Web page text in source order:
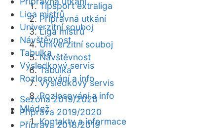
Tipsport extraliga
Přípravná utkání
Liga mistrů
Univerzitní souboj
Návštěvnost
Tabulka
Výsledkový servis
Rozlosování a info
Mládež
Kontakty a informace
Liga mistrů
Univerzitní souboj
Návštěvnost
Tabulka
Výsledkový servis
Rozlosování a info
Sezóna 2019/2020
Příprava 2019/2020
Příprava 2018/2019